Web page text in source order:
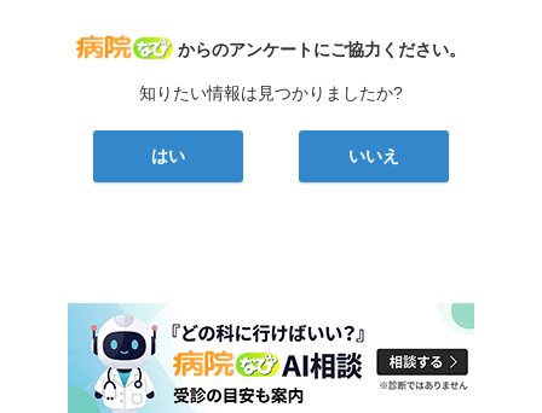
病院なび
からのアンケートにご協力ください。
知りたい情報は見つかりましたか?
はい いいえ